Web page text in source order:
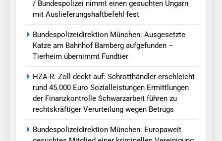
/ Bundespolizei nimmt einen gesuchten Ungarn
mit Auslieferungshaftbefehl fest
Bundespolizeidirektion München: Ausgesetzte
Katze am Bahnhof Bamberg aufgefunden –
Tierheim übernimmt Fundtier
HZA-R: Zoll deckt auf: Schrotthändler erschleicht
rund 45.000 Euro Sozialleistungen Ermittlungen
der Finanzkontrolle Schwarzarbeit führen zu
rechtskräftiger Verurteilung wegen Betrugs
Bundespolizeidirektion München: Europaweit